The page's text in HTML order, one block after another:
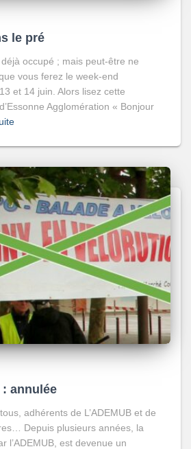
le pré
occupé ; mais peut-être ne
vous ferez le week-end
et 14 juin. Alors lisez cette
Agglomération « Bonjour
annulée
adhérents de L’ADEMUB et de
Depuis plusieurs années, la
l’ADEMUB, est devenue un